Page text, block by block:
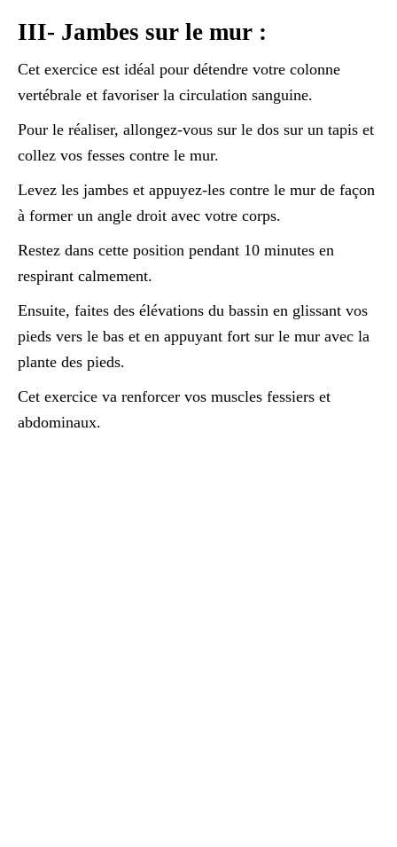
III- Jambes sur le mur :
Cet exercice est idéal pour détendre votre colonne
vertébrale et favoriser la circulation sanguine.
Pour le réaliser, allongez-vous sur le dos sur un tapis et
collez vos fesses contre le mur.
Levez les jambes et appuyez-les contre le mur de façon
à former un angle droit avec votre corps.
Restez dans cette position pendant 10 minutes en
respirant calmement.
Ensuite, faites des élévations du bassin en glissant vos
pieds vers le bas et en appuyant fort sur le mur avec la
plante des pieds.
Cet exercice va renforcer vos muscles fessiers et
abdominaux.